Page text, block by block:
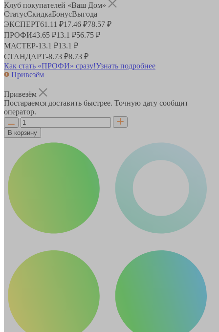
Клуб покупателей «Ваш Дом»
СтатусСкидкаБонусВыгода
ЭКСПЕРТ61.11 ₽17.46 ₽78.57 ₽
ПРОФИ43.65 ₽13.1 ₽56.75 ₽
МАСТЕР-13.1 ₽13.1 ₽
СТАНДАРТ-8.73 ₽8.73 ₽
Как стать «ПРОФИ» сразу!Узнать подробнее
Привезём
Привезём
Постараемся доставить быстрее. Точную дату сообщит
оператор.
В корзину